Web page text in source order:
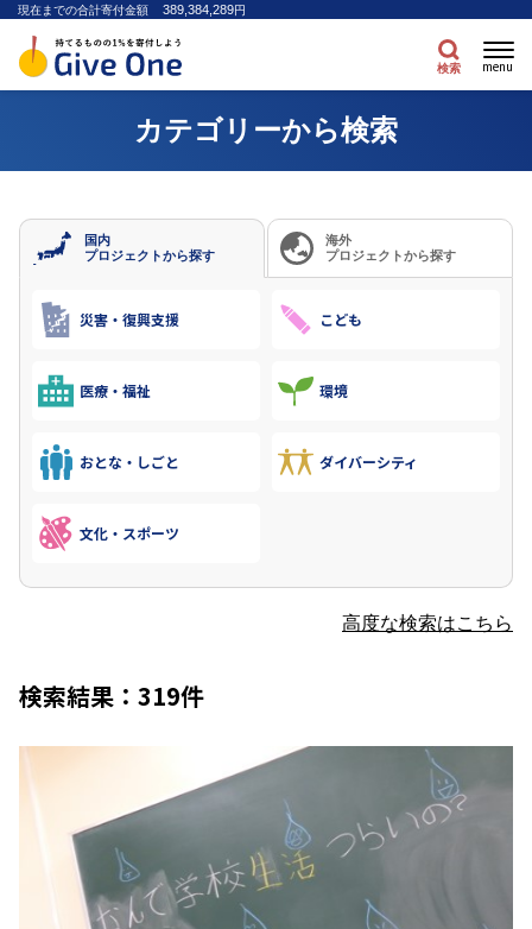
現在までの合計寄付金額 389,384,289円
検索 menu
カテゴリーから検索
国内
プロジェクトから探す
海外
プロジェクトから探す
災害・復興支援 こども
医療・福祉 環境
おとな・しごと ダイバーシティ
文化・スポーツ
高度な検索はこちら
検索結果：319件